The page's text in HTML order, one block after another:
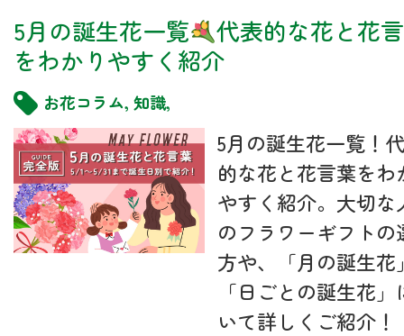
5月の誕生花一覧
代表的な花と花
をわかりやすく紹介
お花コラム, 知識,
5月の誕生花一覧！
的な花と花言葉をわ
やすく紹介。大切な
のフラワーギフトの
方や、「月の誕生花
「日ごとの誕生花」
いて詳しくご紹介！